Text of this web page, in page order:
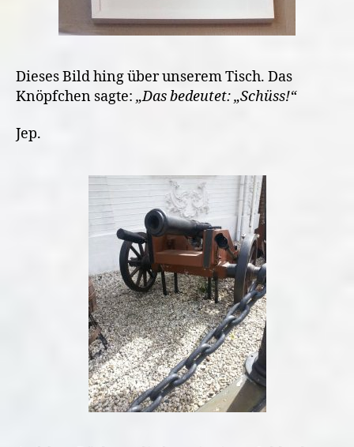
Dieses Bild hing über unserem Tisch. Das
Knöpfchen sagte: „Das bedeutet: „Schüss!“
Jep.